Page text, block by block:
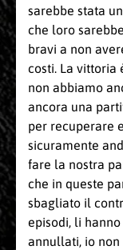
sarebbe stata
che loro
bravi a non
costi. La vittoria
non abbiamo
ancora una
per recuperare
sicuramente
fare la nostra
che in queste
sbagliato il
episodi, li
annullati, io non